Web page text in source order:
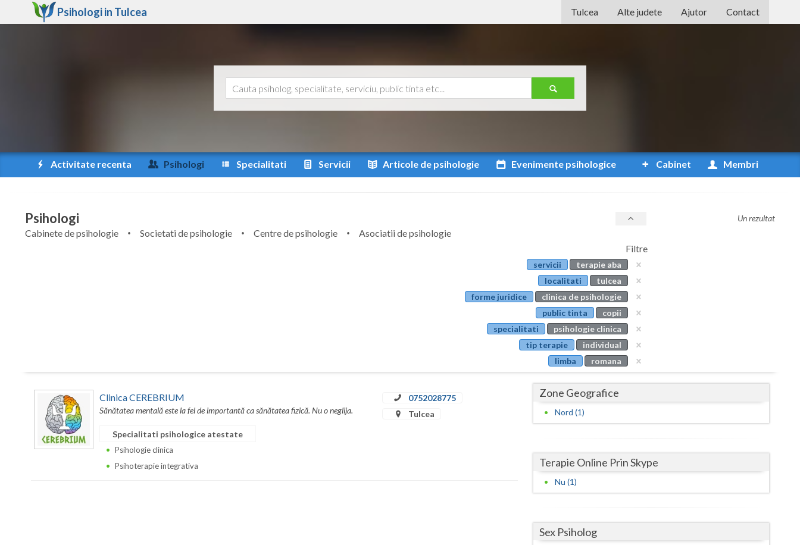
Psihologi in Tulcea Tulcea Alte judete
Bistrita-Nasaud
Botosani
Bucuresti
Buzau
Calarasi
Caras-Severin
Cluj
Constanta
Galati
Ajutor Contact
Activitate recenta Psihologi Specialitati Servicii Articole de psihologie Evenimente psihologice Cabinet Membri
Psihologi
Cabinete de psihologie Societati de psihologie Centre de psihologie
Asociatii de psihologie
Filtre
servicii
terapie aba
localitati
tulcea
forme juridice
clinica de psihologie
public tinta
copii
specialitati
psihologie clinica
tip terapie
individual
limba
romana
Un rezultat
Clinica CEREBRIUM
Sănătatea mentală este la fel de importantă ca sănătatea fizică. Nu o neglija.
0752028775
Tulcea
Specialitati psihologice atestate
Psihologie clinica
Psihoterapie integrativa
Zone Geografice
Nord (1)
Terapie Online Prin Skype
Nu (1)
Sex Psiholog